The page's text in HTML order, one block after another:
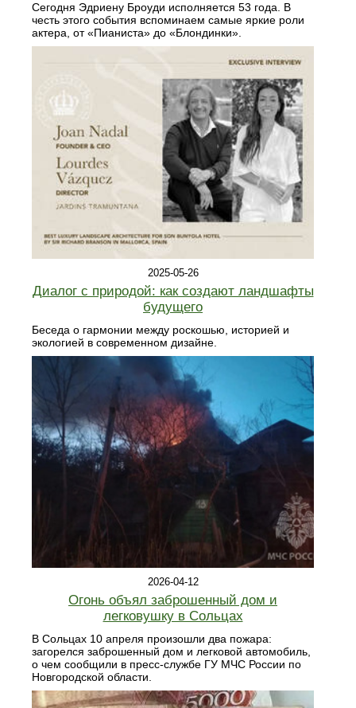
Сегодня Эдриену Броуди исполняется 53 года. В
честь этого события вспоминаем самые яркие роли
актера, от «Пианиста» до «Блондинки».
2025-05-26
Диалог с природой: как создают ландшафты
будущего
Беседа о гармонии между роскошью, историей и
экологией в современном дизайне.
2026-04-12
Огонь объял заброшенный дом и
легковушку в Сольцах
В Сольцах 10 апреля произошли два пожара:
загорелся заброшенный дом и легковой автомобиль,
о чем сообщили в пресс-службе ГУ МЧС России по
Новгородской области.